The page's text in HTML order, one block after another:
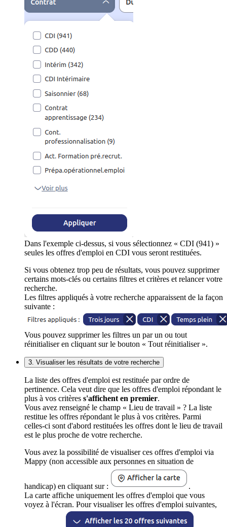
Dans l'exemple ci-dessus, si vous sélectionnez « CDI (941) »
seules les offres d'emploi en CDI vous seront restituées.
Si vous obtenez trop peu de résultats, vous pouvez supprimer
certains mots-clés ou certains filtres et critères et relancer votre
recherche.
Les filtres appliqués à votre recherche apparaissent de la façon
suivante :
Vous pouvez supprimer les filtres un par un ou tout
réinitialiser en cliquant sur le bouton « Tout réinitialiser ».
3. Visualiser les résultats de votre recherche
La liste des offres d'emploi est restituée par ordre de
pertinence. Cela veut dire que les offres d'emploi répondant le
plus à vos critères s'affichent en premier.
Vous avez renseigné le champ « Lieu de travail » ? La liste
restitue les offres répondant le plus à vos critères. Parmi
celles-ci sont d'abord restituées les offres dont le lieu de travail
est le plus proche de votre recherche.
Vous avez la possibilité de visualiser ces offres d'emploi via
Mappy (non accessible aux personnes en situation de
handicap) en cliquant sur :
.
La carte affiche uniquement les offres d'emploi que vous
voyez à l'écran. Pour visualiser les offres d'emploi suivantes,